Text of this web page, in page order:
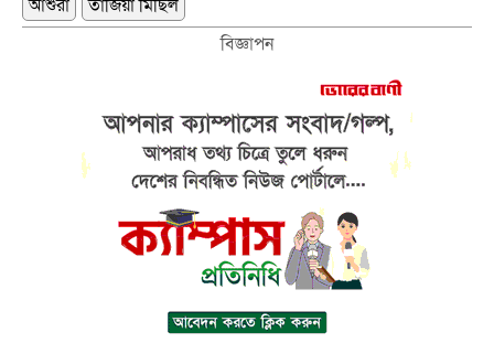
আশুরা
তাজিয়া মিছিল
বিজ্ঞাপন